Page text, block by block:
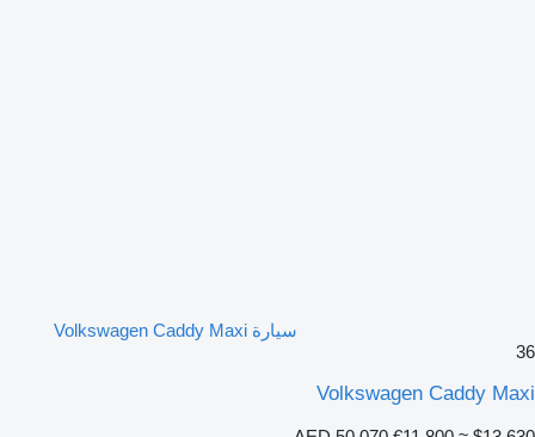
سيارة Volkswagen Caddy Maxi
36
Volkswagen Caddy Maxi